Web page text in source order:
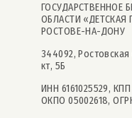
ГОСУДАРСТВЕННОЕ
ОБЛАСТИ «ДЕТСКАЯ
РОСТОВЕ-НА-ДОНУ
344092,
кт, 5Б
ИНН 6161025529, КПП
ОКПО 05002618,